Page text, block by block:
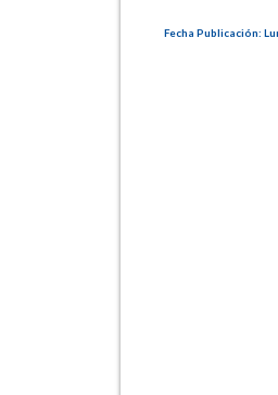
Fecha Publicación: